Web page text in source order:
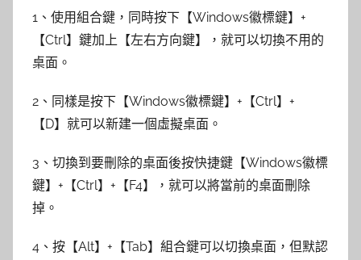
1、使用組合鍵，同時按下【Windows徽標鍵】+
【Ctrl】鍵加上【左右方向鍵】，就可以切換不用的
桌面。
2、同樣是按下【Windows徽標鍵】+【Ctrl】+
【D】就可以新建一個虛擬桌面。
3、切換到要刪除的桌面後按快捷鍵【Windows徽標
鍵】+【Ctrl】+【F4】，就可以將當前的桌面刪除
掉。
4、按【Alt】+【Tab】組合鍵可以切換桌面，但默認